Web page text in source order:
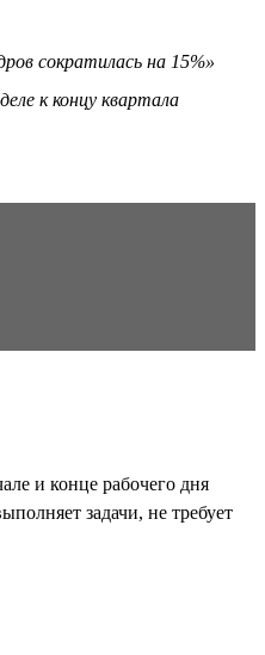
сократилась на 15%»
к концу квартала
и конце рабочего дня
задачи, не требует